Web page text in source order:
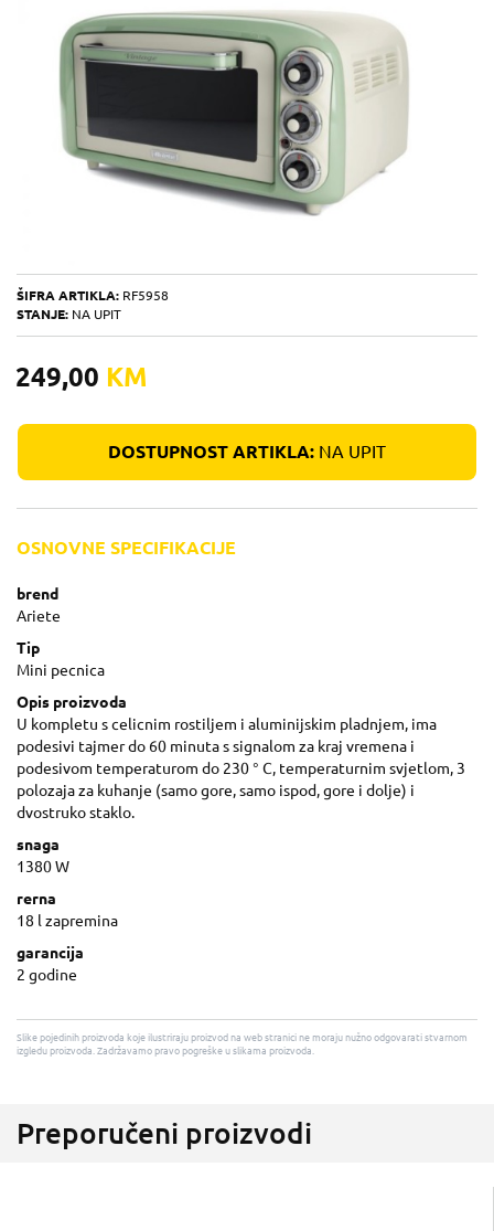
ŠIFRA ARTIKLA: RF5958
STANJE: NA UPIT
249,00 KM
DOSTUPNOST ARTIKLA: NA UPIT
OSNOVNE SPECIFIKACIJE
brend
Ariete
Tip
Mini pecnica
Opis proizvoda
U kompletu s celicnim rostiljem i aluminijskim pladnjem, ima
podesivi tajmer do 60 minuta s signalom za kraj vremena i
podesivom temperaturom do 230 ° C, temperaturnim svjetlom, 3
polozaja za kuhanje (samo gore, samo ispod, gore i dolje) i
dvostruko staklo.
snaga
1380 W
rerna
18 l zapremina
garancija
2 godine
Slike pojedinih proizvoda koje ilustriraju proizvod na web stranici ne moraju nužno odgovarati stvarnom
izgledu proizvoda. Zadržavamo pravo pogreške u slikama proizvoda.
Preporučeni proizvodi